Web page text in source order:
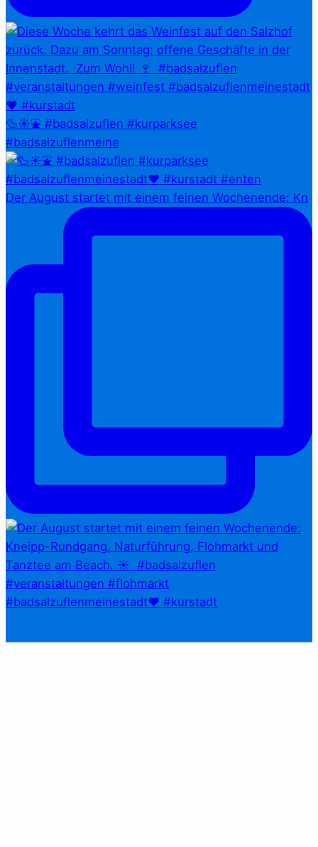
🦆☀️⛲ #badsalzuflen #kurparksee
#badsalzuflenmeine
Der August startet mit einem feinen Wochenende: Kn